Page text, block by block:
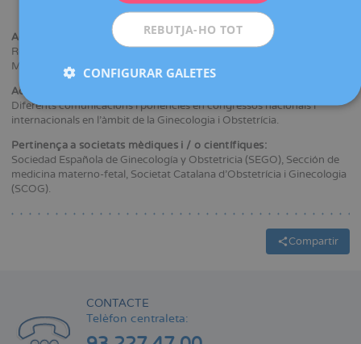
Creu i Sant Pau, Barcelona.
Activitat docent:
Realització de classes, seminaris i tallers pràctics a alumnes de
Medicina a la Universitat Autònoma de Barcelona.
Activitat científica:
Diferents comunicacions i ponències en congressos nacionals i
internacionals en l'àmbit de la Ginecologia i Obstetrícia.
Pertinença a societats mèdiques i / o científiques:
Sociedad Española de Ginecología y Obstetricia (SEGO), Sección de
medicina materno-fetal, Societat Catalana d’Obstetrícia i Ginecologia
(SCOG).
Compartir
CONTACTE
Telèfon centraleta:
REBUTJA-HO TOT
CONFIGURAR GALETES